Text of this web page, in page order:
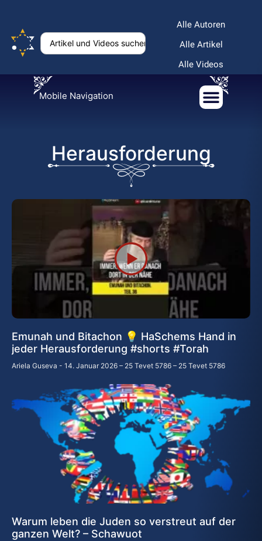
Alle Autoren
Alle Artikel
Alle Videos
Mobile Navigation
Herausforderung
Emunah und Bitachon 💡 HaSchems Hand in
jeder Herausforderung #shorts #Torah
Ariela Guseva 14. Januar 2026 – 25 Tevet 5786 – 25 Tevet 5786
Warum leben die Juden so verstreut auf der
ganzen Welt? – Schawuot